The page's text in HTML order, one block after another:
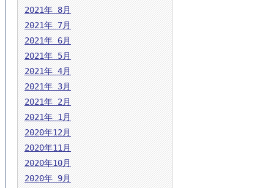
2021年 8月
2021年 7月
2021年 6月
2021年 5月
2021年 4月
2021年 3月
2021年 2月
2021年 1月
2020年12月
2020年11月
2020年10月
2020年 9月